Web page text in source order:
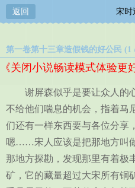
返回 宋时
第一卷第十三章造假钱的好公民 (1
《关闭小说畅读模式体验更
谢屏森似乎是要让众人的
不给他们喘息的机会，指着马
们还有一样东西要与各位分
嗯……宋人应该是把那地方叫
那地方探勘，发现那里有着极
矿，它的藏量超过大宋所有铜